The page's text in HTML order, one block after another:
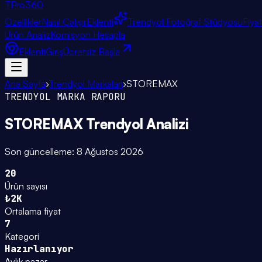
TPro360
ÖzelliklerNasıl ÇalışırEklenti Trendyol Fotoğraf Stüdyosu
Ürün AnalizKomisyon Hesapla
EklentiGirişÜcretsiz Başla
Ana Sayfa›Trendyol Markaları›STOREMAX
TRENDYOL MARKA RAPORU
STOREMAX Trendyol Analizi
Son güncelleme: 8 Ağustos 2026
20
Ürün sayısı
₺2K
Ortalama fiyat
7
Kategori
Hazırlanıyor